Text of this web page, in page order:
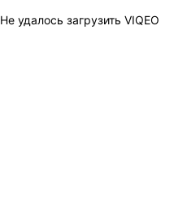
Не удалось загрузить VIQEO